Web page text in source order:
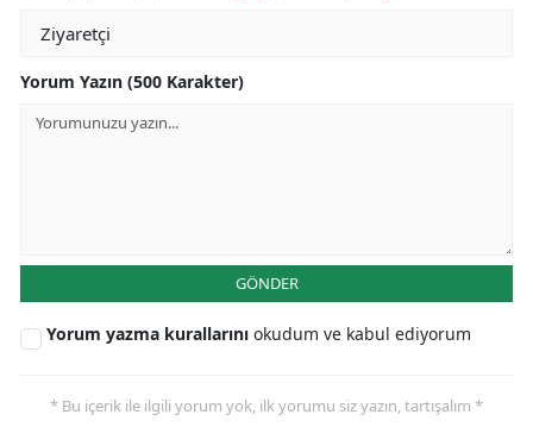
Yorum Yazın (500 Karakter)
GÖNDER
Yorum yazma kurallarını okudum ve kabul ediyorum
* Bu içerik ile ilgili yorum yok, ilk yorumu siz yazın, tartışalım *